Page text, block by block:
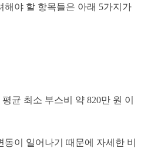
해야 할 항목들은 아래 5가지가
균 최소 부스비 약 820만 원 이
이 일어나기 때문에 자세한 비